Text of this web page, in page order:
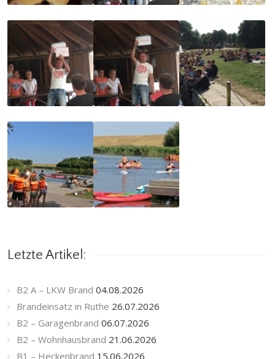
Letzte Artikel:
B2 A – LKW Brand 04.08.2026
Brandeinsatz in Ruthe 26.07.2026
B2 – Garagenbrand 06.07.2026
B2 – Wohnhausbrand 21.06.2026
B1 – Heckenbrand 15.06.2026